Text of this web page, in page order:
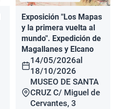
Exposición "Los Mapas
y la primera vuelta al
mundo". Expedición de
Magallanes y Elcano
14/05/2026al
18/10/2026
MUSEO DE SANTA
CRUZ C/ Miguel de
Cervantes, 3